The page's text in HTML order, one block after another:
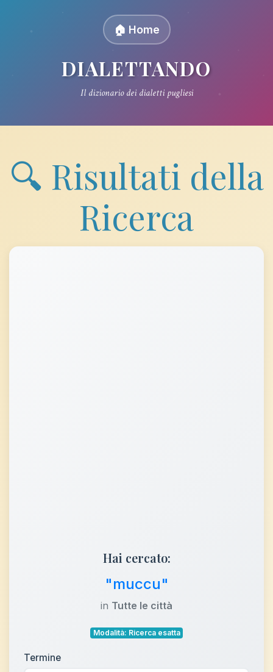
🏠 Home
DIALETTANDO
Il dizionario dei dialetti pugliesi
🔍 Risultati della
Ricerca
Hai cercato:
"muccu"
in Tutte le città
Modalità: Ricerca esatta
Termine